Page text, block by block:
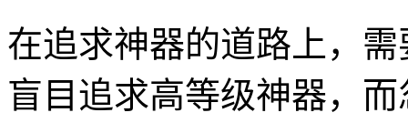
在追求神器的道路上，
盲目追求高等级神器，